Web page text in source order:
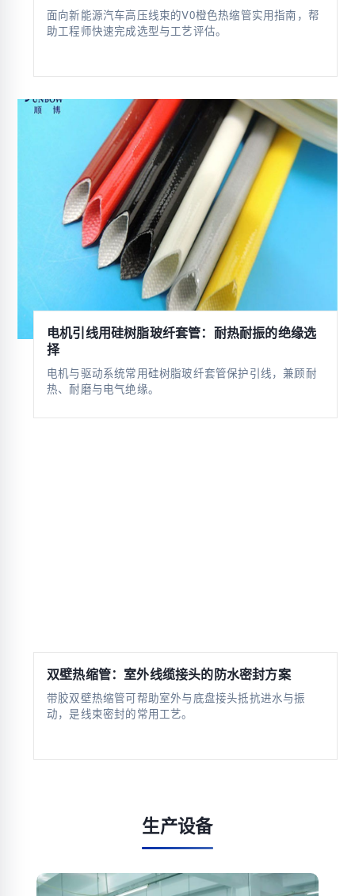
面向新能源汽车高压线束的V0橙色热缩管实用指南，帮
助工程师快速完成选型与工艺评估。
电机引线用硅树脂玻纤套管：耐热耐振的绝缘选
择
电机与驱动系统常用硅树脂玻纤套管保护引线，兼顾耐
热、耐磨与电气绝缘。
双壁热缩管：室外线缆接头的防水密封方案
带胶双壁热缩管可帮助室外与底盘接头抵抗进水与振
动，是线束密封的常用工艺。
生产设备